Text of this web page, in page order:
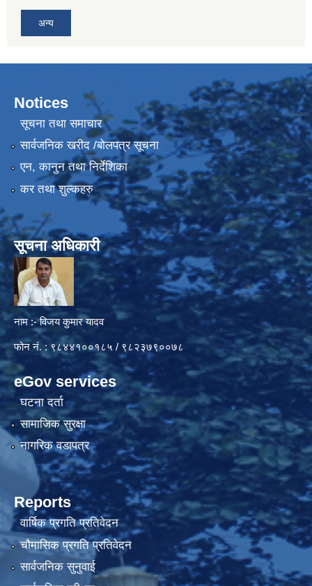
अन्य
Notices
सूचना तथा समाचार
सार्वजनिक खरीद /बोलपत्र सूचना
एन, कानुन तथा निर्देशिका
कर तथा शुल्कहरु
सूचना अधिकारी
नाम :- विजय कुमार यादव
फोन नं. : ९८४४१००१८५ / ९८२३७९००७८
eGov services
घटना दर्ता
सामाजिक सुरक्षा
नागरिक वडापत्र
Reports
वार्षिक प्रगति प्रतिवेदन
चौमासिक प्रगति प्रतिवेदन
सार्वजनिक सुनुवाई